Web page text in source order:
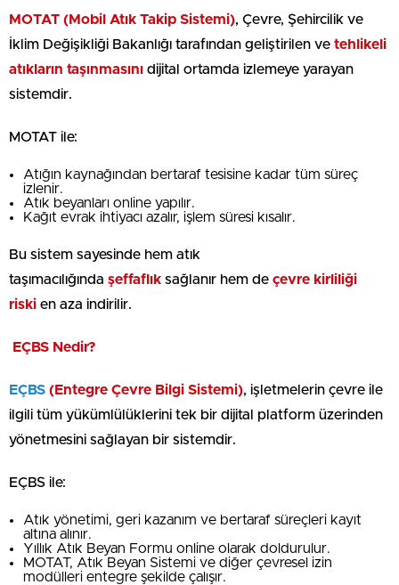
MOTAT (Mobil Atık Takip Sistemi), Çevre, Şehircilik ve
İklim Değişikliği Bakanlığı tarafından geliştirilen ve tehlikeli
atıkların taşınmasını dijital ortamda izlemeye yarayan
sistemdir.
MOTAT ile:
Atığın kaynağından bertaraf tesisine kadar tüm süreç
izlenir.
Atık beyanları online yapılır.
Kağıt evrak ihtiyacı azalır, işlem süresi kısalır.
Bu sistem sayesinde hem atık
taşımacılığında şeffaflık sağlanır hem de çevre kirliliği
riski en aza indirilir.
EÇBS Nedir?
EÇBS (Entegre Çevre Bilgi Sistemi), işletmelerin çevre ile
ilgili tüm yükümlülüklerini tek bir dijital platform üzerinden
yönetmesini sağlayan bir sistemdir.
EÇBS ile:
Atık yönetimi, geri kazanım ve bertaraf süreçleri kayıt
altına alınır.
Yıllık Atık Beyan Formu online olarak doldurulur.
MOTAT, Atık Beyan Sistemi ve diğer çevresel izin
modülleri entegre şekilde çalışır.